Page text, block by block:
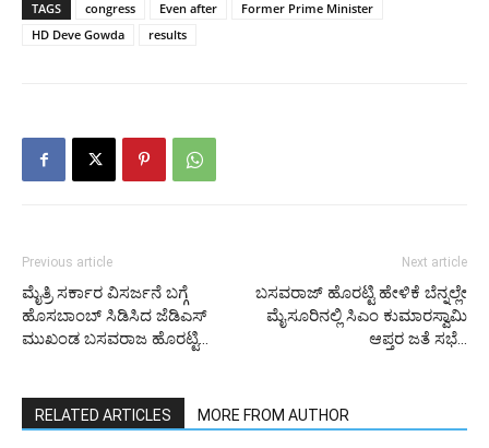
TAGS congress Even after
Former Prime Minister
HD Deve Gowda
results
Previous article
ಮೈತ್ರಿ ಸರ್ಕಾರ ವಿಸರ್ಜನೆ ಬಗ್ಗೆ
ಹೊಸಬಾಂಬ್ ಸಿಡಿಸಿದ ಜೆಡಿಎಸ್
ಮುಖಂಡ ಬಸವರಾಜ ಹೊರಟ್ಟಿ…
Next article
ಬಸವರಾಜ್ ಹೊರಟ್ಟಿ ಹೇಳಿಕೆ ಬೆನ್ನಲ್ಲೇ
ಮೈಸೂರಿನಲ್ಲಿ ಸಿಎಂ ಕುಮಾರಸ್ವಾಮಿ
ಆಪ್ತರ ಜತೆ ಸಭೆ…
RELATED ARTICLES MORE FROM AUTHOR